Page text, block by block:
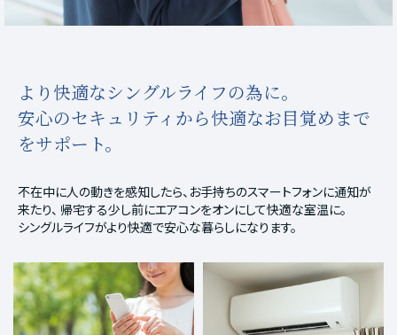
より快適なシングルライフの為に。
安心のセキュリティから快適なお目覚めまで
をサポート。
不在中に人の動きを感知したら、お手持ちのスマートフォンに通知が
来たり、 帰宅する少し前にエアコンをオンにして快適な室温に。
シングルライフがより快適で安心な暮らしになります。